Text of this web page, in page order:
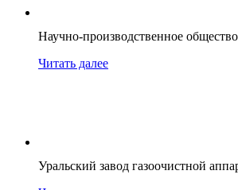
Научно-производственное
Читать далее
Уральский завод газоочистной